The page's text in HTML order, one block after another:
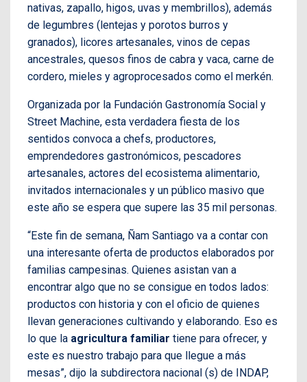
nativas, zapallo, higos, uvas y membrillos), además
de legumbres (lentejas y porotos burros y
granados), licores artesanales, vinos de cepas
ancestrales, quesos finos de cabra y vaca, carne de
cordero, mieles y agroprocesados como el merkén.
Organizada por la Fundación Gastronomía Social y
Street Machine, esta verdadera fiesta de los
sentidos convoca a chefs, productores,
emprendedores gastronómicos, pescadores
artesanales, actores del ecosistema alimentario,
invitados internacionales y un público masivo que
este año se espera que supere las 35 mil personas.
“Este fin de semana, Ñam Santiago va a contar con
una interesante oferta de productos elaborados por
familias campesinas. Quienes asistan van a
encontrar algo que no se consigue en todos lados:
productos con historia y con el oficio de quienes
llevan generaciones cultivando y elaborando. Eso es
lo que la agricultura familiar tiene para ofrecer, y
este es nuestro trabajo para que llegue a más
mesas”, dijo la subdirectora nacional (s) de INDAP,